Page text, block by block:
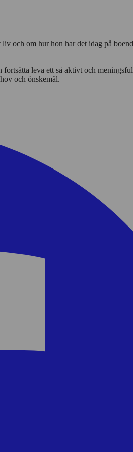
och om hur hon har det idag på
fortsätta leva ett så aktivt och
och önskemål.